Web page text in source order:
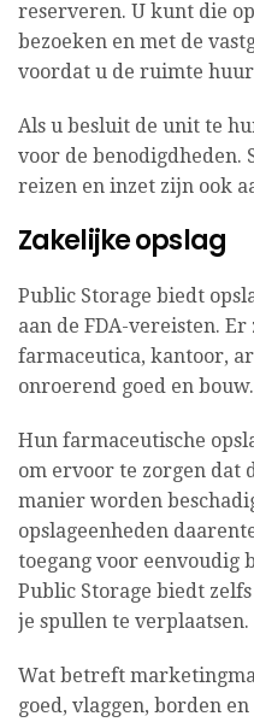
reserveren. U kunt die
bezoeken en met de
voordat u de ruimte
Als u besluit de unit te
voor de benodigdheden.
reizen en inzet zijn ook
Zakelijke opslag
Public Storage biedt
aan de FDA-vereisten.
farmaceutica, kantoor,
onroerend goed en bouw.
Hun farmaceutische
om ervoor te zorgen dat
manier worden
opslageenheden
toegang voor eenvoudig
Public Storage biedt
je spullen te verplaatsen.
Wat betreft
goed, vlaggen, borden